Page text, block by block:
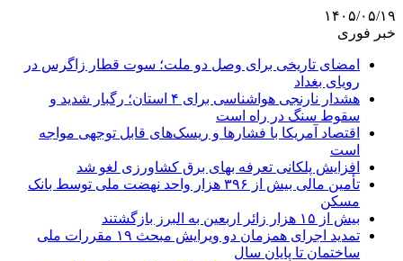
۱۴۰۵/۰۵/۱۹
خبر فوری
امضای تاریخی برای وصل دو ملت؛ سوت قطار زاگرس در
رویای بغداد
هشدار نارنجی هواشناسی برای ۴ استان؛ رگبار شدید و
سقوط سنگ در راه است
اقتصاد آمریکا با فشارها و ریسک‌های قابل توجهی مواجه
است
افزایش پلکانی تعرفه بهای برق کشاورزی لغو شد
تأمین مالی بیش از ۳۹۶ هزار واحد نهضت ملی توسط بانک
مسکن
بیش از ۱۵ هزار زائر اربعین به البرز بازگشتند
تمدید اجرای همزمان دو ویرایش مبحث ۱۹ مقررات ملی
ساختمان تا پایان سال